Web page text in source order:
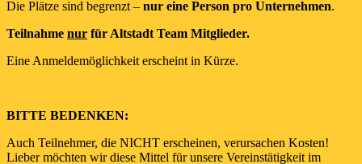
Die Plätze sind begrenzt – nur eine Person pro Unternehmen.
Teilnahme nur für Altstadt Team Mitglieder.
Eine Anmeldemöglichkeit erscheint in Kürze.
BITTE BEDENKEN:
Auch Teilnehmer, die NICHT erscheinen, verursachen Kosten!
Lieber möchten wir diese Mittel für unsere Vereinstätigkeit im